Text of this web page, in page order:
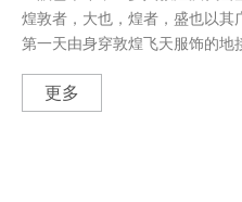
煌敦者，大也，煌者，盛也以其
第一天由身穿敦煌飞天服饰的地
更多